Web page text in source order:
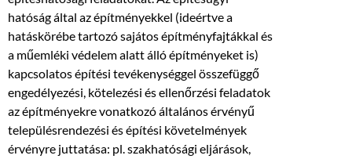
hatóság által az építményekkel (ideértve a
hatáskörébe tartozó sajátos építményfajtákkal és
a műemléki védelem alatt álló építményeket is)
kapcsolatos építési tevékenységgel összefüggő
engedélyezési, kötelezési és ellenőrzési feladatok
az építményekre vonatkozó általános érvényű
településrendezési és építési követelmények
érvényre juttatása: pl. szakhatósági eljárások,